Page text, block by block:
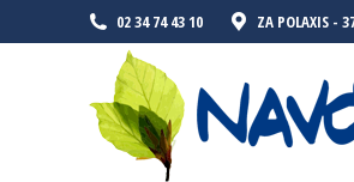
02 34 74 43 10 ZA POLAXIS -